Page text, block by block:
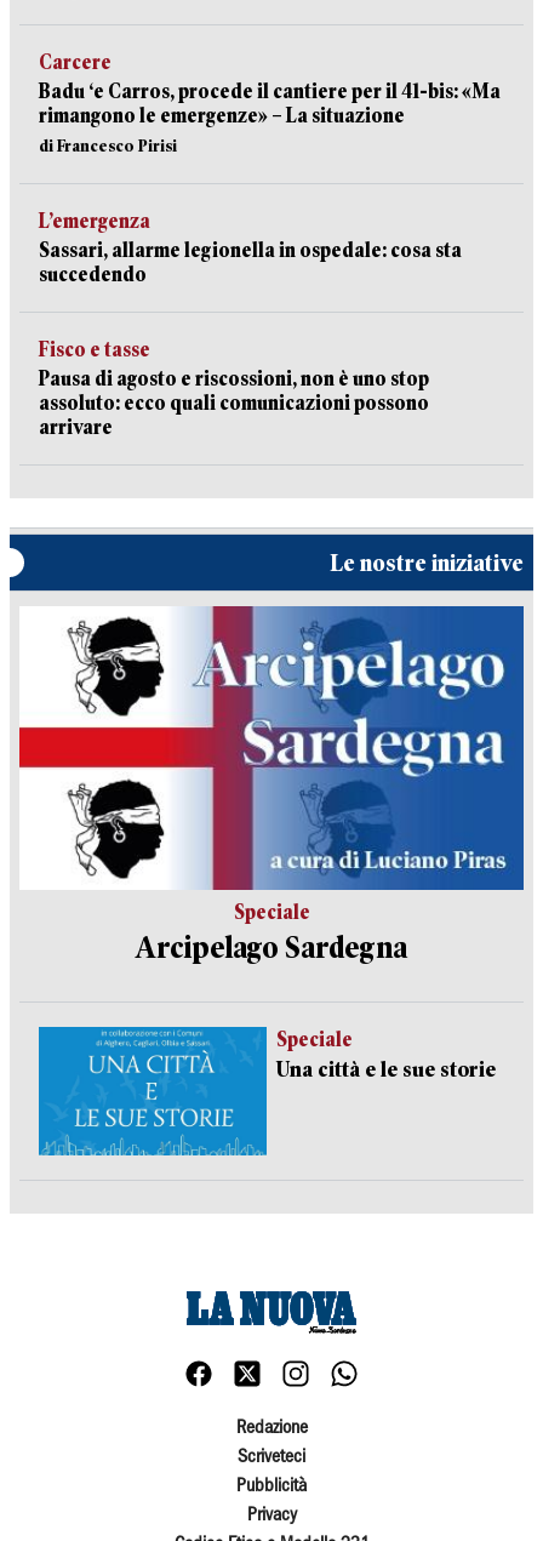
Carcere
Badu ‘e Carros, procede il cantiere per il 41-bis: «Ma
rimangono le emergenze» – La situazione
di Francesco Pirisi
L’emergenza
Sassari, allarme legionella in ospedale: cosa sta
succedendo
Fisco e tasse
Pausa di agosto e riscossioni, non è uno stop
assoluto: ecco quali comunicazioni possono
arrivare
Le nostre iniziative
Speciale
Arcipelago Sardegna
Speciale
Una città e le sue storie
Redazione
Scriveteci
Pubblicità
Privacy